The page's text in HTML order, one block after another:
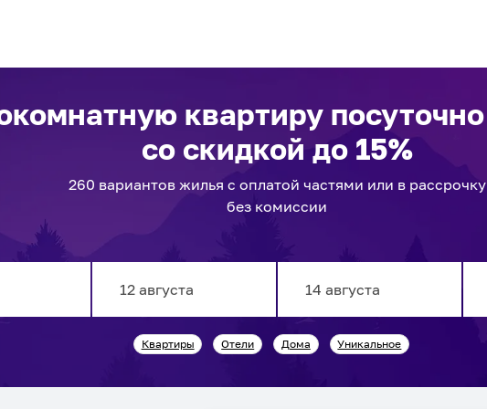
квартиру посуточно
со скидкой до 15%
260 вариантовжилья с оплатой частями или в рассрочку
без комиссии
forward
interact
backward
interact
Квартиры Отели Дома Уникальное